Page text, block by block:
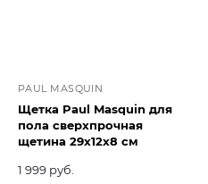
PAUL MASQUIN
Щетка Paul Masquin для
пола сверхпрочная
щетина 29х12х8 см
1 999 руб.